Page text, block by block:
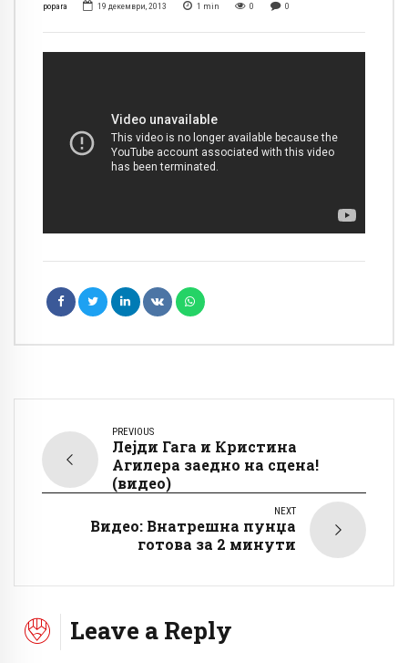
popara 19 декември, 2013 1 min 0 0
PREVIOUS
Лејди Гага и Кристина
Агилера заедно на сцена!
(видео)
NEXT
Видео: Внатрешна пунџа
готова за 2 минути
Leave a Reply